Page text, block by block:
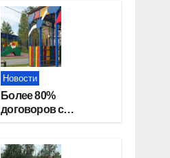
Новости
Более 80%
договоров с
Новосибирской